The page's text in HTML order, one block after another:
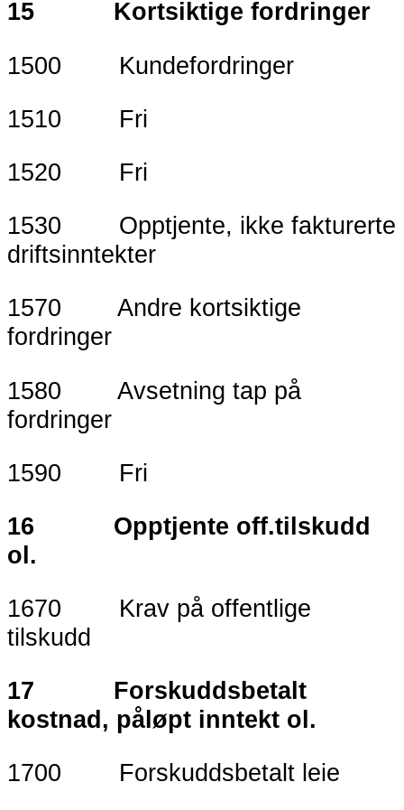
15 Kortsiktige fordringer
1500 Kundefordringer
1510 Fri
1520 Fri
1530 Opptjente, ikke fakturerte
driftsinntekter
1570 Andre kortsiktige
fordringer
1580 Avsetning tap på
fordringer
1590 Fri
16 Opptjente off.tilskudd
ol.
1670 Krav på offentlige
tilskudd
17 Forskuddsbetalt
kostnad, påløpt inntekt ol.
1700 Forskuddsbetalt leie